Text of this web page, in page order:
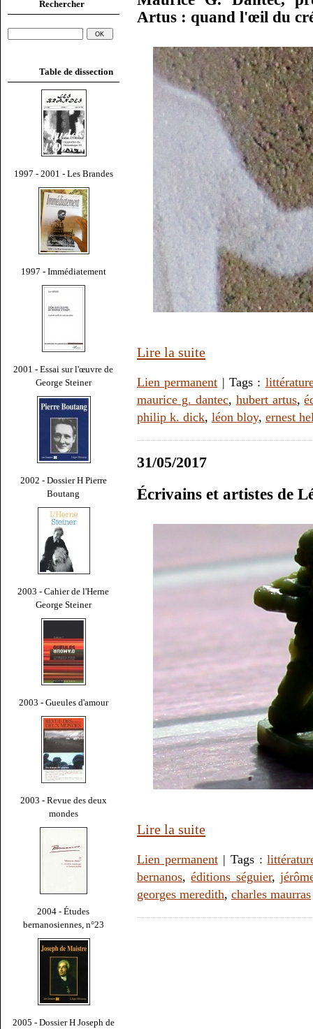
Rechercher
Table de dissection
1997 - 2001 - Les Brandes
1997 - Immédiatement
2001 - Essai sur l'œuvre de
George Steiner
2002 - Dossier H Pierre
Boutang
2003 - Cahier de l'Herne
George Steiner
2003 - Gueules d'amour
2003 - Revue des deux
mondes
2004 - Études
bernanosiennes, n°23
2005 - Dossier H Joseph de
Artus : quand l'œil du
Lire la suite
Lien permanent | Tags :
maurice g. dantec, hubert artus,
philip k. dick, léon bloy, ernest
31/05/2017
Écrivains et artistes de
Lire la suite
Lien permanent| Tags :
bernanos,éditions séguier,
georges meredith, charles maurras